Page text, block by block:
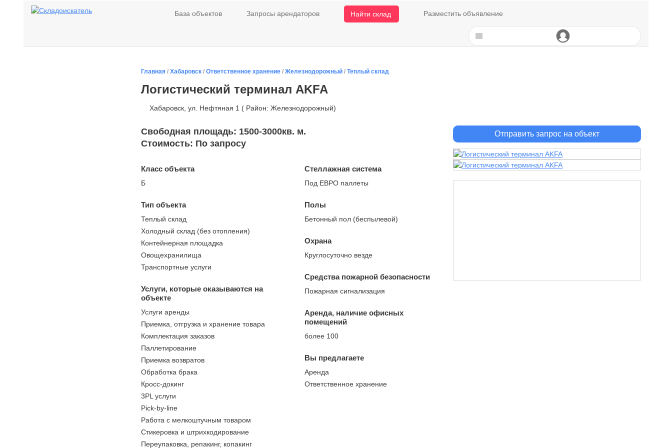
База объектов Запросы арендаторов Найти склад Разместить объявление
Главная / Хабаровск / Ответственное хранение / Железнодорожный / Теплый склад
Логистический терминал AKFA
Хабаровск, ул. Нефтяная 1 ( Район: Железнодорожный)
Отправить запрос на объект
Свободная площадь: 1500-3000кв. м.
Стоимость: По запросу
Класс объекта
Б
Тип объекта
Теплый склад
Холодный склад (без отопления)
Контейнерная площадка
Овощехранилища
Транспортные услуги
Услуги, которые оказываются на
объекте
Услуги аренды
Приемка, отгрузка и хранение товара
Комплектация заказов
Паллетирование
Приемка возвратов
Обработка брака
Кросс-докинг
3PL услуги
Pick-by-line
Работа с мелкоштучным товаром
Стикеровка и штрихкодирование
Переупаковка, репакинг, копакинг
Стеллажная система
Под ЕВРО паллеты
Полы
Бетонный пол (беспылевой)
Охрана
Круглосуточно везде
Средства пожарной безопасности
Пожарная сигнализация
Аренда, наличие офисных
помещений
более 100
Вы предлагаете
Аренда
Ответственное хранение